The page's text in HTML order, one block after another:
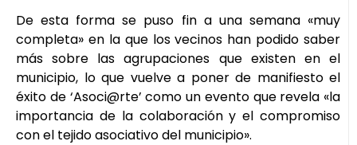
De esta forma se puso fin a una semana «muy
completa» en la que los vecinos han podido saber
más sobre las agrupaciones que existen en el
municipio, lo que vuelve a poner de manifiesto el
éxito de ‘Asoci@rte’ como un evento que revela «la
importancia de la colaboración y el compromiso
con el tejido asociativo del municipio».